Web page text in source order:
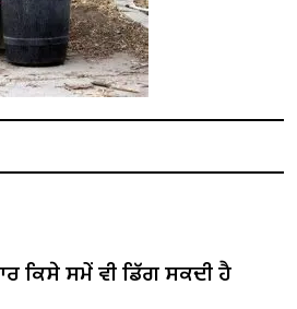
ਕਿਸੇ ਸਮੇਂ ਵੀ ਡਿੱਗ ਸਕਦੀ ਹੈ